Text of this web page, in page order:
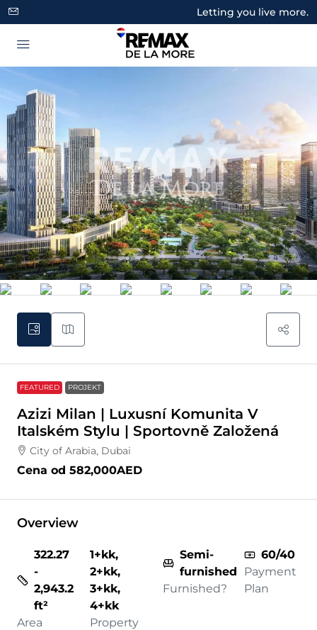
Letting you live more.
FEATURED PROJEKT
Azizi Milan | Luxusní Komunita V
Italském Stylu | Sportovně Založená
City of Arabia, Dubai
Cena od 582,000AED
Overview
322.27
-
2,943.2
ft²
Area
1+kk,
2+kk,
3+kk,
4+kk
Property
Semi-
furnished
Furnished?
60/40
Payment
Plan